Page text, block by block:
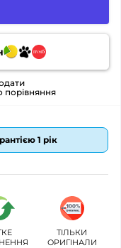
порівняння
1 рік
ТІЛЬКИ
ОРИГІНАЛИ